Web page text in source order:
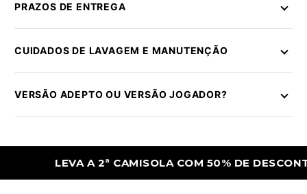
PRAZOS DE ENTREGA
CUIDADOS DE LAVAGEM E MANUTENÇÃO
VERSÃO ADEPTO OU VERSÃO JOGADOR?
LEVA A 2ª CAMISOLA COM 50% DE DESCONTO